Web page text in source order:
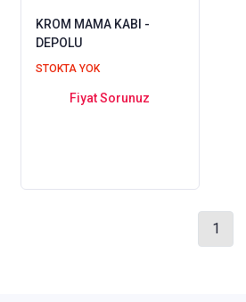
KROM MAMA KABI -
DEPOLU
STOKTA YOK
Fiyat Sorunuz
1